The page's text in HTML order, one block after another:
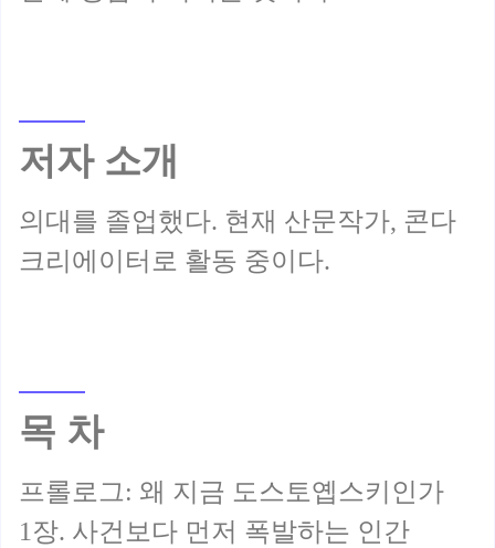
저자 소개
의대를 졸업했다. 현재 산문작가, 콘다
목 차
프롤로그: 왜 지금 도스토옙스키인가
1장. 사건보다 먼저 폭발하는 인간